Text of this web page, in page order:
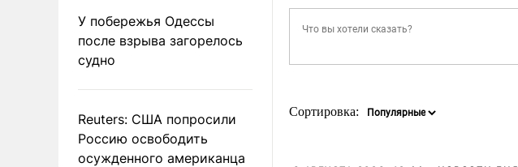
У побережья Одессы
после взрыва загорелось
судно
Reuters: США попросили
Россию освободить
осужденного американца
Сортировка: